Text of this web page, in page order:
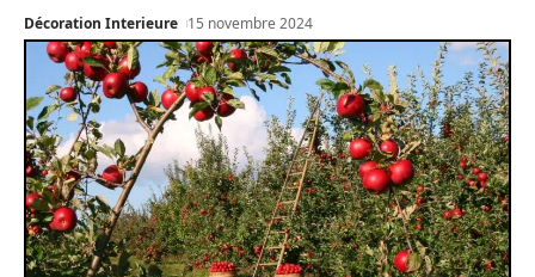
Décoration Interieure 15 novembre 2024